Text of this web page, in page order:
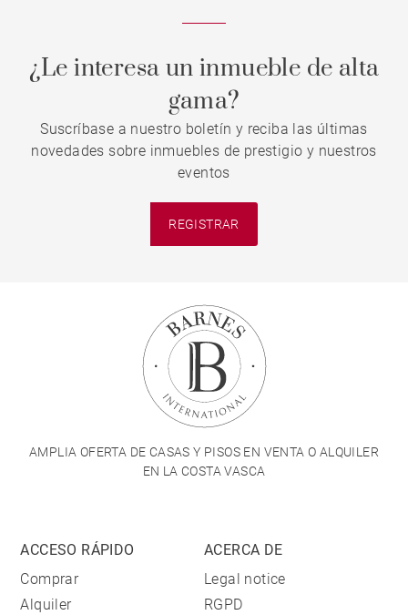
¿Le interesa un inmueble de alta
gama?
Suscríbase a nuestro boletín y reciba las últimas
novedades sobre inmuebles de prestigio y nuestros
eventos
REGISTRAR
AMPLIA OFERTA DE CASAS Y PISOS EN VENTA O ALQUILER
EN LA COSTA VASCA
ACCESO RÁPIDO
Comprar
Alquiler
ACERCA DE
Legal notice
RGPD